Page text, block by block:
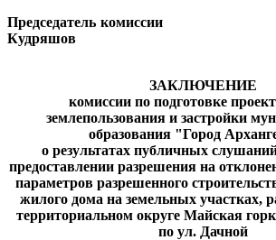
Председатель комиссии
Кудряшов
ЗАКЛЮЧЕНИЕ
комиссии по подготовке
землепользования и застройки
образования "Город
о результатах публичных
предоставлении разрешения на
параметров разрешенного
жилого дома на земельных участках,
территориальном округе Майская
по ул. Дачной